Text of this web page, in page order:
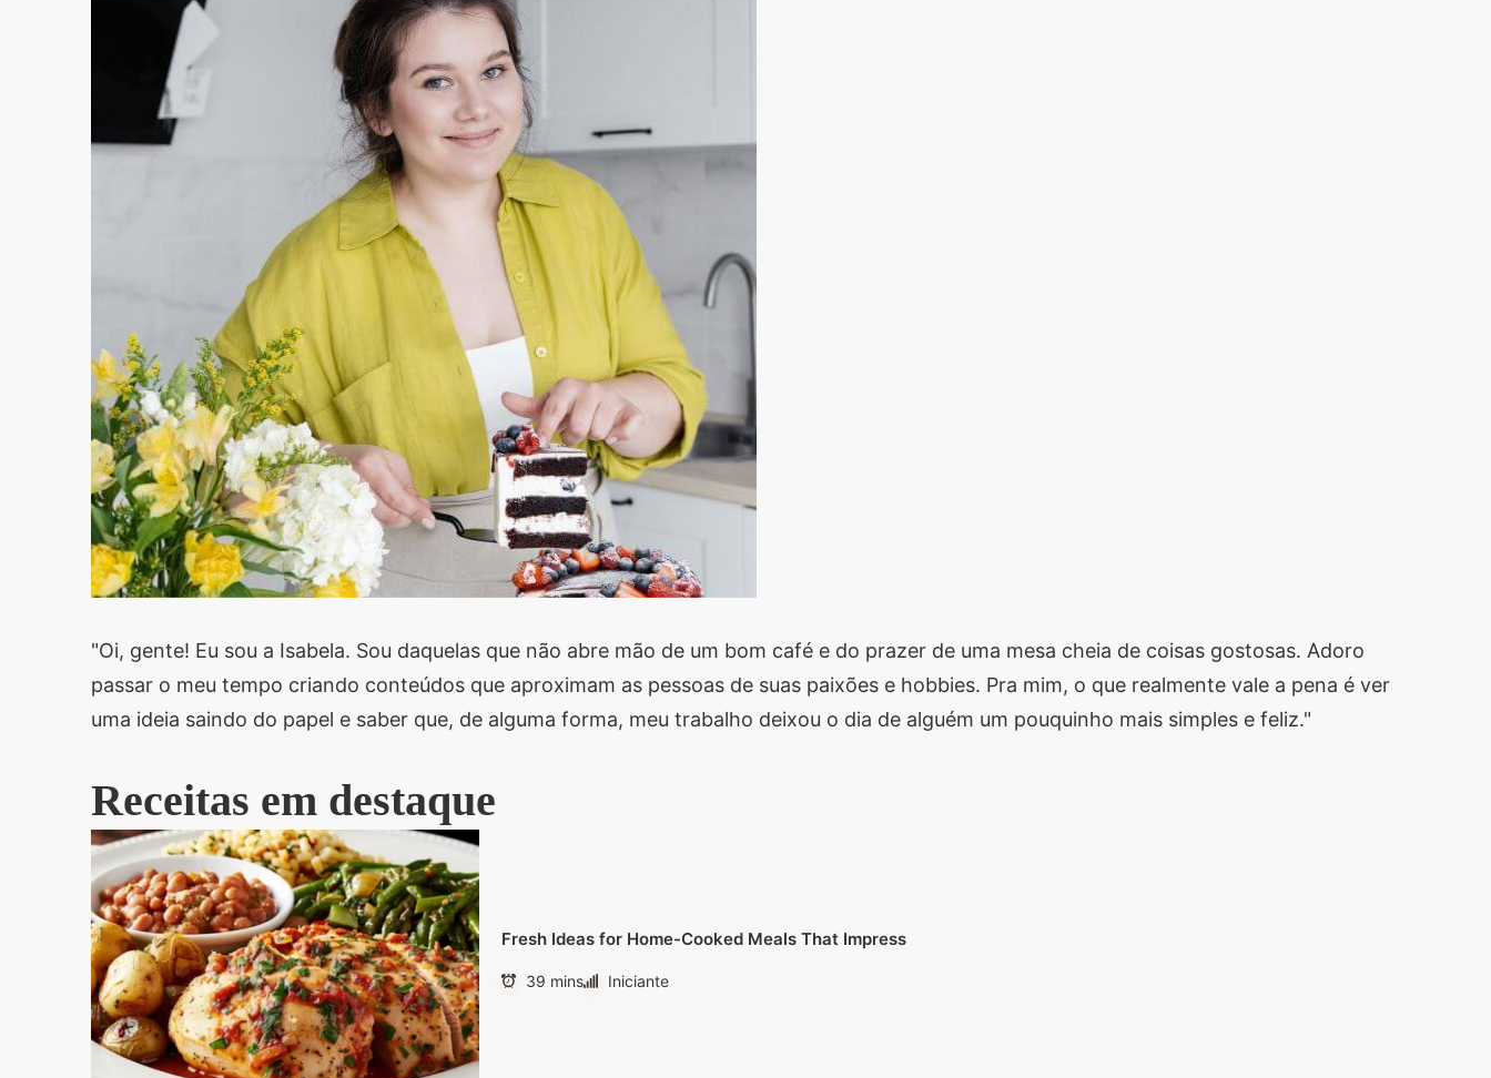
"Oi, gente! Eu sou a Isabela. Sou daquelas que não abre mão de um bom café e do prazer de uma mesa cheia de coisas gostosas. Adoro
passar o meu tempo criando conteúdos que aproximam as pessoas de suas paixões e hobbies. Pra mim, o que realmente vale a pena é ver
uma ideia saindo do papel e saber que, de alguma forma, meu trabalho deixou o dia de alguém um pouquinho mais simples e feliz."
Receitas em destaque
Fresh Ideas for Home-Cooked Meals That Impress
39 mins Iniciante